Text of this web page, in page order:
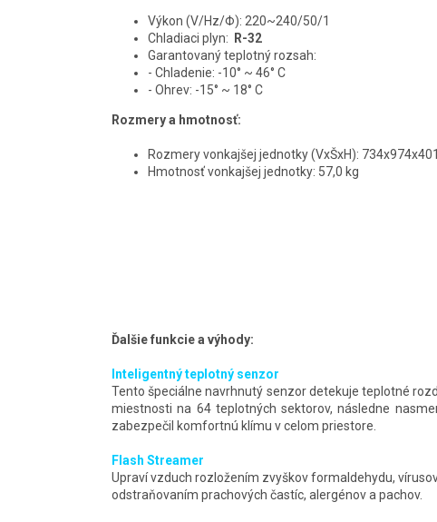
Výkon (V/Hz/Φ): 220~240/50/1
Chladiaci plyn:
R-32
Garantovaný teplotný rozsah:
- Chladenie: -10° ~ 46° C
- Ohrev: -15° ~ 18° C
Rozmery a hmotnosť:
Rozmery vonkajšej jednotky (VxŠxH):
Hmotnosť vonkajšej jednotky: 57,0 kg
Ďalšie funkcie a výhody:
Inteligentný teplotný senzor
Tento špeciálne navrhnutý senzor detekuje teplotné
miestnosti na 64 teplotných sektorov, následne
zabezpečil komfortnú klímu v celom priestore.
Flash Streamer
Upraví vzduch rozložením zvyškov formaldehydu,
odstraňovaním prachových častíc, alergénov a pachov.